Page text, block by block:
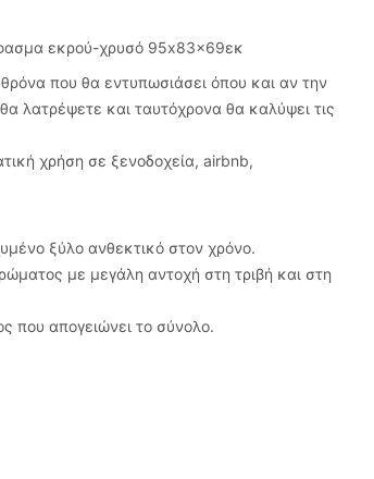
εκρού-χρυσό 95x83x69εκ
που θα εντυπωσιάσει όπου και αν την
λατρέψετε και ταυτόχρονα θα καλύψει τις
χρήση σε ξενοδοχεία, airbnb,
ξύλο ανθεκτικό στον χρόνο.
με μεγάλη αντοχή στη τριβή και στη
που απογειώνει το σύνολο.